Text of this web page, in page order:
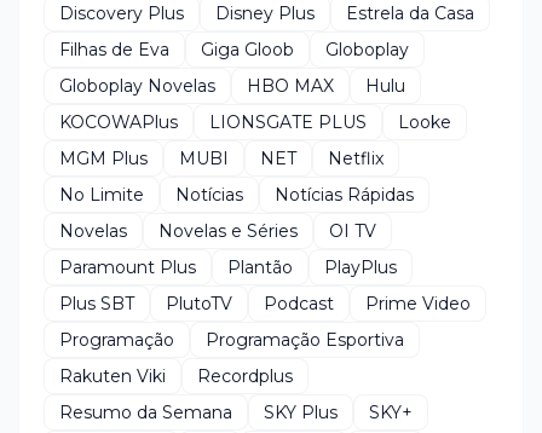
Discovery Plus
Disney Plus
Estrela da Casa
Filhas de Eva
Giga Gloob
Globoplay
Globoplay Novelas
HBO MAX
Hulu
KOCOWAPlus
LIONSGATE PLUS
Looke
MGM Plus
MUBI NET
Netflix
No Limite
Notícias
Notícias Rápidas
Novelas
Novelas e Séries
OI TV
Paramount Plus
Plantão
PlayPlus
Plus SBT
PlutoTV Podcast
Prime Video
Programação
Programação Esportiva
Rakuten Viki
Recordplus
Resumo da Semana
SKY Plus
SKY+